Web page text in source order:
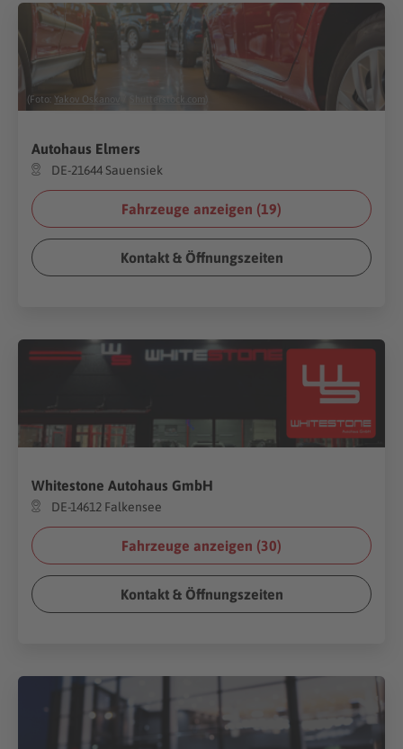
(Foto: Yakov Oskanov Shutterstock.com
Autohaus Elmers
DE-21644 Sauensiek
Fahrzeuge anzeigen (19)
Kontakt & Öffnungszeiten
Whitestone Autohaus GmbH
DE-14612 Falkensee
Fahrzeuge anzeigen (30)
Kontakt & Öffnungszeiten